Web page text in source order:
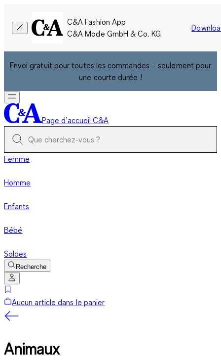
C&A Fashion App
C&A Mode GmbH & Co. KG
Envoi gratuit pour toutes les commandes – seulement pour
une courte durée !
Page d’accueil C&A
Femme
Homme
Enfants
Bébé
Soldes
Recherche
Aucun article dans le panier
Animaux